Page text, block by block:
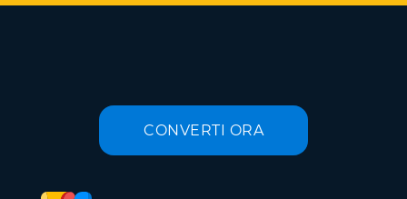
CONVERTI ORA